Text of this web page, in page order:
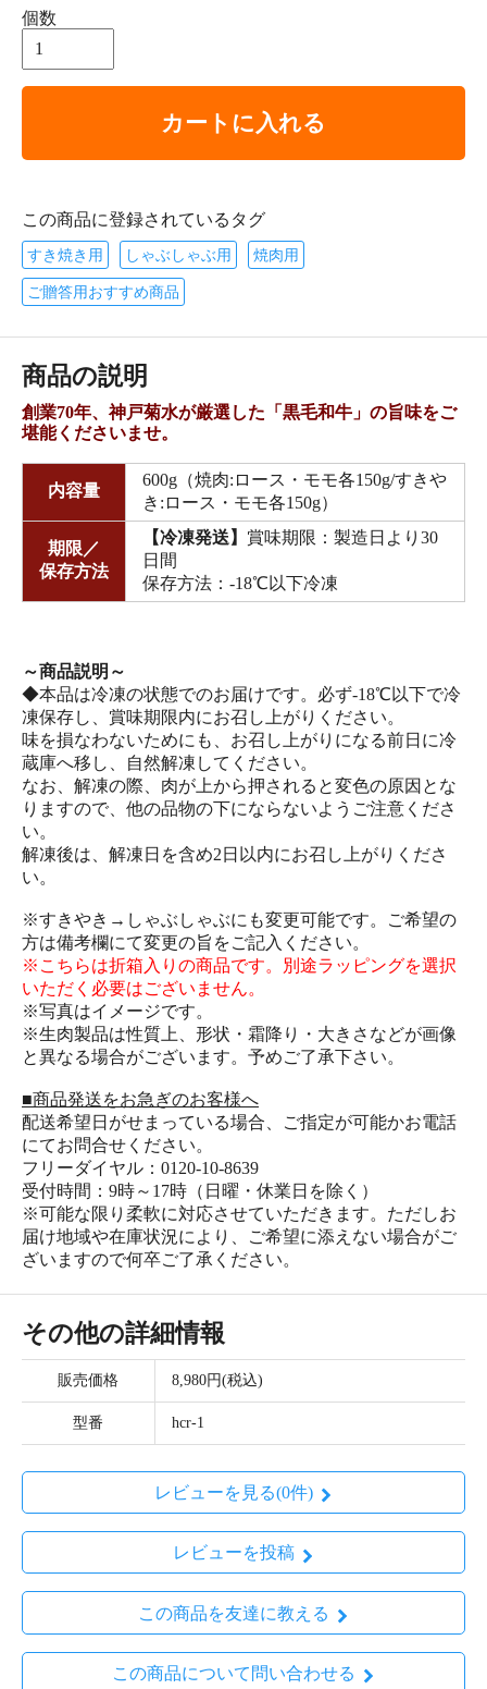
個数
カートに入れる
この商品に登録されているタグ
すき焼き用 しゃぶしゃぶ用 焼肉用
ご贈答用おすすめ商品
商品の説明
創業70年、神戸菊水が厳選した「黒毛和牛」の旨味をご
堪能くださいませ。
内容量
600g（焼肉:ロース・モモ各150g/すきや
き:ロース・モモ各150g）
期限／
保存方法
【冷凍発送】 賞味期限：製造日より30
日間
保存方法：-18℃以下冷凍
～商品説明～
◆本品は冷凍の状態でのお届けです。必ず-18℃以下で冷
凍保存し、賞味期限内にお召し上がりください。
味を損なわないためにも、お召し上がりになる前日に冷
蔵庫へ移し、自然解凍してください。
なお、解凍の際、肉が上から押されると変色の原因とな
りますので、他の品物の下にならないようご注意くださ
い。
解凍後は、解凍日を含め2日以内にお召し上がりくださ
い。
※すきやき→しゃぶしゃぶにも変更可能です。ご希望の
方は備考欄にて変更の旨をご記入ください。
※こちらは折箱入りの商品です。別途ラッピングを選択
いただく必要はございません。
※写真はイメージです。
※生肉製品は性質上、形状・霜降り・大きさなどが画像
と異なる場合がございます。予めご了承下さい。
■商品発送をお急ぎのお客様へ
配送希望日がせまっている場合、ご指定が可能かお電話
にてお問合せください。
フリーダイヤル：0120-10-8639
受付時間：9時～17時（日曜・休業日を除く）
※可能な限り柔軟に対応させていただきます。ただしお
届け地域や在庫状況により、ご希望に添えない場合がご
ざいますので何卒ご了承ください。
その他の詳細情報
販売価格 8,980円(税込)
型番 hcr-1
レビューを見る(0件)
レビューを投稿
この商品を友達に教える
この商品について問い合わせる